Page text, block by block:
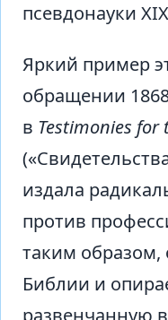
псевдонауки
Яркий пример
обращении
в Testimonies for
издала
против
таким образом,
Библии и